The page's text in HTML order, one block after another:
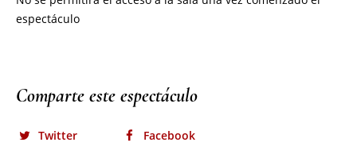
Comparte este espectáculo
Twitter Facebook